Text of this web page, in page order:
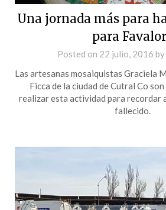
Una jornada más para
para
Posted on 22 julio, 2016 by
Las artesanas mosaiquistas Graciela
Ficca de la ciudad de Cutral Co
realizar esta actividad para recordar
fallecido.